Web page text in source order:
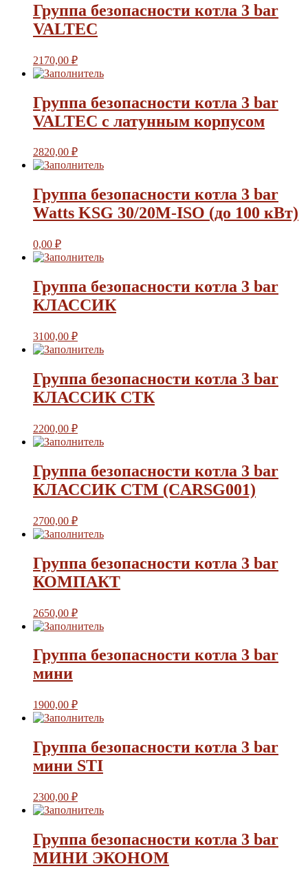
Группа безопасности котла 3 bar
VALTEC
2170,00 ₽
Группа безопасности котла 3 bar
VALTEC с латунным корпусом
2820,00 ₽
Группа безопасности котла 3 bar
Watts KSG 30/20M-ISO (до 100 кВт)
0,00 ₽
Группа безопасности котла 3 bar
КЛАССИК
3100,00 ₽
Группа безопасности котла 3 bar
КЛАССИК СТК
2200,00 ₽
Группа безопасности котла 3 bar
КЛАССИК СТМ (CARSG001)
2700,00 ₽
Группа безопасности котла 3 bar
КОМПАКТ
2650,00 ₽
Группа безопасности котла 3 bar
мини
1900,00 ₽
Группа безопасности котла 3 bar
мини STI
2300,00 ₽
Группа безопасности котла 3 bar
МИНИ ЭКОНОМ